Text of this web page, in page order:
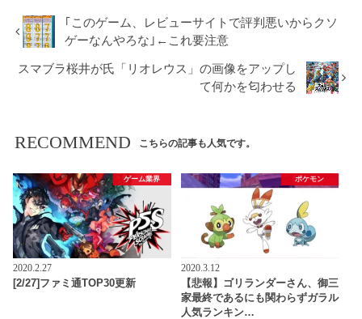
｢このゲーム、レビューサイトで評判悪いからクソ
ゲーなんやろな｣←これ要注意
スマブラ桜井が氏「リオレウス」の画像をアップし
て何かを匂わせる
RECOMMEND こちらの記事も人気です。
ゲーム業界
2020.2.27
[2/27]ファミ通TOP30更新
ポケモン
2020.3.12
【悲報】ゴリランダーさん、御三
家最終であるにも関わらずガラル
人気ランキン…